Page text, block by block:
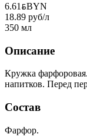
6.61BYNBYN
18.89 руб/л
350 мл
Описание
Кружка
напитков. Перед
Состав
Фарфор.